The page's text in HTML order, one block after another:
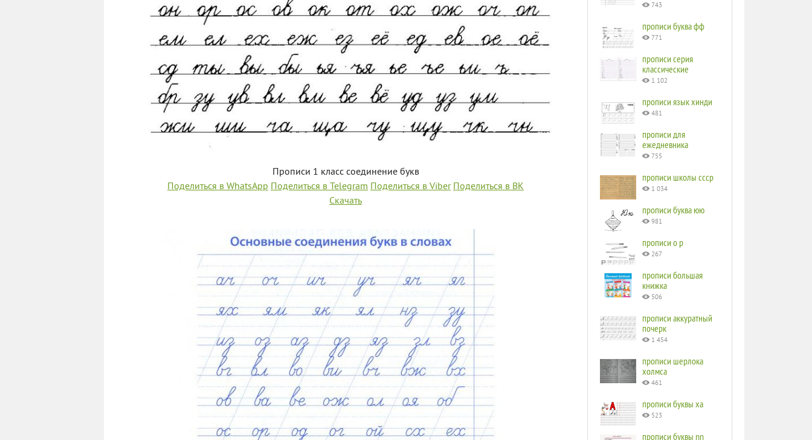
Прописи 1 класс соединение букв
Поделиться в WhatsApp Поделиться в Telegram Поделиться в Viber Поделиться в ВК
Скачать
743
прописи буква фф
771
прописи серия
классические
1 102
прописи язык хинди
481
прописи для
ежедневника
755
прописи школы ссср
1 034
прописи буква юю
981
прописи o p
267
прописи большая
книжка
506
прописи аккуратный
почерк
1 454
прописи шерлока
холмса
461
прописи буквы ха
523
прописи буквы nn